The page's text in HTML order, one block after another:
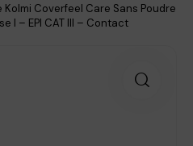
Kolmi Coverfeel Care Sans Poudre
I – EPI CAT III – Contact